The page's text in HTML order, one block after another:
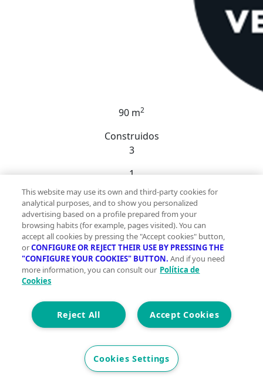
90 m2
Construidos
3
1
Et. EnergéticaCons. G
700 €
Vivienda Reformada disponible en Alquiler en la zona
centro la ciudad de Ourense, con vistas despejadas,
muy luminosa situada al lado de la Plaza de San
Antonio. LO MÁS DESTACADO DE ESTE INMUEBLE es
amueblada con mucho gusto situada en un edificio
antigüo en una TERCERO planta SIN ASCENSOR,
centro de la ciudad. Es una vivienda ideal para
disfrutar en familia con unas vistas muy despejadas y
This website may use its own and third-party cookies for
analytical purposes, and to show you personalized
advertising based on a profile prepared from your
browsing habits (for example, pages visited). You can
accept all cookies by pressing the "Accept cookies" button,
orCONFIGURE OR REJECT THEIR USE BY PRESSING THE
"CONFIGURE YOUR COOKIES" BUTTON. And if you need
more information, you can consult our Política de
Cookies
Accept Cookies
Reject All
Cookies Settings